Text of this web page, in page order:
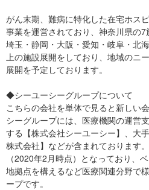
がん末期、難病に特化した在宅ホス
事業を運営されており、神奈川県の
埼玉・静岡・大阪・愛知・岐阜・北
上の施設展開をしており、地域のニ
展開を予定しております。
◆シーユーシーグループについて
こちらの会社を単体で見ると新しい
シーグループには、医療機関の運営
する【株式会社シーユーシー】、大
株式会社】などが含まれております
（2020年2月時点）となっており、
地拠点を構えるなど医療関連分野で
ープです。